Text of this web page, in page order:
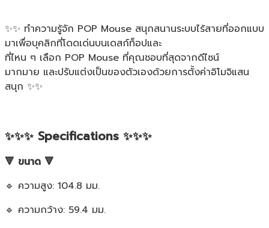
✨✨ ทำความรู้จัก POP Mouse สนุกสนานระบบไร้สายที่ออกแบบ
มาเพื่อบุคลิกที่โดดเด่นบนเดสก์ท็อปและ
ที่ไหน ๆ เลือก POP Mouse ที่คุณชอบที่สุดจากดีไซน์
มากมาย และปรับแต่งเป็นของตัวเองด้วยการตั้งค่าอิโมจิแสน
สนุก ✨✨
✨✨✨ Specifications ✨✨✨
🔻 ขนาด 🔻
🔹 ความสูง: 104.8 มม.
🔹 ความกว้าง: 59.4 มม.